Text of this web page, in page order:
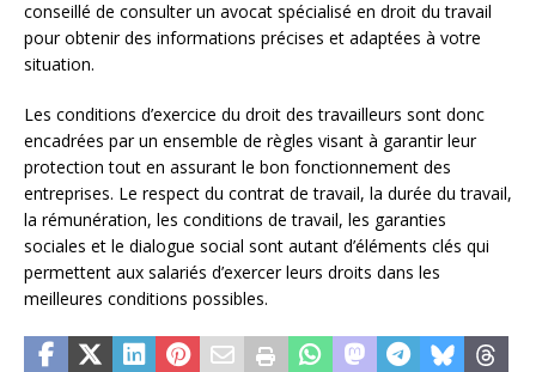
conseillé de consulter un avocat spécialisé en droit du travail
pour obtenir des informations précises et adaptées à votre
situation.
Les conditions d’exercice du droit des travailleurs sont donc
encadrées par un ensemble de règles visant à garantir leur
protection tout en assurant le bon fonctionnement des
entreprises. Le respect du contrat de travail, la durée du travail,
la rémunération, les conditions de travail, les garanties
sociales et le dialogue social sont autant d’éléments clés qui
permettent aux salariés d’exercer leurs droits dans les
meilleures conditions possibles.